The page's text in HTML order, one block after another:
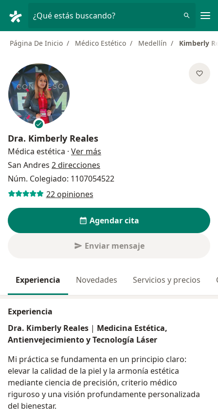
¿Qué estás buscando?
Página De Inicio Médico Estético Medellín Kimberly
Dra. Kimberly Reales
Médica estética · Ver más
San Andres 2 direcciones
Núm. Colegiado: 1107054522
22 opiniones
Agendar cita
Enviar mensaje
Experiencia Novedades Servicios y precios
Experiencia
Dra. Kimberly Reales | Medicina Estética,
Antienvejecimiento y Tecnología Láser
Mi práctica se fundamenta en un principio claro:
elevar la calidad de la piel y la armonía estética
mediante ciencia de precisión, criterio médico
riguroso y una visión profundamente personalizada
del bienestar.